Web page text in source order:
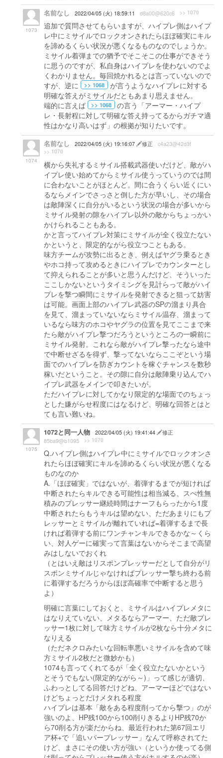
1073
名前なし 2022/04/05 (火) 18:59:11 d8a00@620c6 >> 1070
追加で質問させてもらいますが、ハイプレ側はハイプ
レ中にミサイルでロックオンされたらほぼ確実にキル
を諦めるくらい状況が悪くなるものなのでしょうか。
ミサイル着弾までの猶予でそこそこの仕事ができそう
に思うのですが、私自身はハイプレを使わないのでよ
くわかりません。毎回焼かれるとは言っていないので
すが、逆に
>> 1068
が言うようなハイプレに対する
明確な答えがミサイルだともあまり思えません。
端的に言えば
>> 1068
の言う「アーマー・ハイプ
レ・長射程に対して明確な答え持ってるからガチマ適
性はかなり高いはず」の根拠が知りたいです。
1074
名前なし 2022/04/05 (火) 19:16:07 修正 c4a23@42d3f
>> 1070
横から失礼するミサイル搭載武器使いだけど、敵がハ
イプレ使い始めてからミサイル使うっていうのでは間
に合わないことがほとんど。間に合うくらい近くにい
るならメインでさっさと倒した方が早いし、その場合
は敵陣深くに自分がいるという状況の場合が多いから
ミサイル発射の隙をハイプレ以外の敵からちょっかい
かけられることもある。
かと言ってハイプレ対策にミサイルが全く役立たない
かというと、限定的ながら役立つこともある。
味方チームが攻勢に出るとき、例えばヤグラ乗るとき
やホコ持って攻めるときにハイプレでカウンターとし
て抑えられることが多いと思うんだけど、そういった
ここしかないというタイミングを見計らって敵がハイ
プレを撃つ瞬間にミサイルを発射できると狙って妨害
は可能。画面上部のハイプレ武器のSPの溜まり具合
を見て、溜まっていないならミサイル温存、溜まって
いるなら味方のホコやヤグラの位置を見てここまで来
たら敵がハイプレ撃つだろうというところの一瞬前に
ミサイル発射。これなら敵がハイプレ撃ったなら途中
で中断せざるを得ず、撃ってないならここぞという場
面でのハイプレを防ぎカウントを稼ぐチャンスを数秒
稼いだということ。その隙に自分は敵陣乗り込んでハ
イプレ武器をメインで叩きたいが。
ただハイプレに対してかなり限定的な場面でのちょっ
とした嫌がらせ程度にはなるけど、明確な回答とはと
ても言い難いね。
1075
1072と同一人物 2022/04/05 (火) 19:41:44
修正
85ba9@b1095
>> 1070
Q.ハイプレ側はハイプレ中にミサイルでロックオンさ
れたらほぼ確実にキルを諦めるくらい状況が悪くなる
ものなのか
A.「ほぼ確実」ではないが、着弾するまでが短ければ
中断されたらキルできる可能性は相当減る、スぺ性無
積みのプレッサー継続時間はナーフもらったから1度
中断されたらもうキルは望めない、ただあまりにもプ
レッサーとミサイルが離れていれば=着弾するまで長
ければ着弾する前にワンチャンキルできるかな～くら
い、対人ゲーに確実って言葉はないからそこまで高望
みはしないでおくれ
（とはいえ敵はリスポンプレッサーだとして自分がリ
スポンミサイルじゃなければプレッサー撃ち終わる前
に着弾するだろうからほぼ高確率で中断すると思う
よ）
明確に言葉にしておくと、ミサイルはハイプレメタに
はなりえていない、メタるならアーマー、ただ敵プレ
ッサー1枚に対して味方ミサイルが2枚なら十分メタに
なりえる
（ただネクロみたいな回転率悪いミサイルを含めて味
方ミサイル2枚だと微妙かも）
1074も言ってくれてるが「全く役立たないかという
とそうでもない(限定的ながら～)」って感じが適切、
ふわっとしてる回答だけどね、アーマーほどではない
けどちょっとだけメタれる程度
ハイプレは基本「敵をある程度削ってから撃つ」のが
強いのよ、HP残100から100削りきるよりHP残70か
ら70削る方が楽だからね、最近行われた第67回エリ
ア杯+で「追いパープレッサー」なんて呼称されてた
けど、まさにその使い方が強い（というか使ってる側